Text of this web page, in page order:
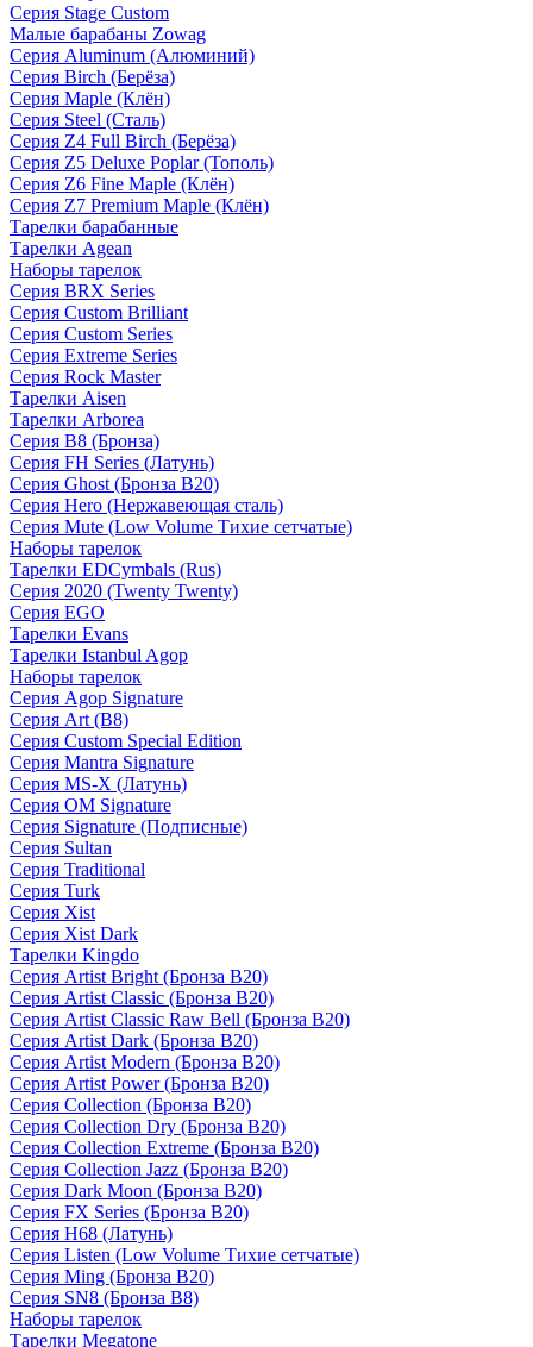
Серия Stage Custom
Малые барабаны Zowag
Серия Aluminum (Алюминий)
Серия Birch (Берёза)
Серия Maple (Клён)
Серия Steel (Сталь)
Серия Z4 Full Birch (Берёза)
Серия Z5 Deluxe Poplar (Тополь)
Серия Z6 Fine Maple (Клён)
Серия Z7 Premium Maple (Клён)
Тарелки барабанные
Тарелки Agean
Наборы тарелок
Серия BRX Series
Серия Custom Brilliant
Серия Custom Series
Серия Extreme Series
Серия Rock Master
Тарелки Aisen
Тарелки Arborea
Серия B8 (Бронза)
Серия FH Series (Латунь)
Серия Ghost (Бронза B20)
Серия Hero (Нержавеющая сталь)
Серия Mute (Low Volume Тихие сетчатые)
Наборы тарелок
Тарелки EDCymbals (Rus)
Серия 2020 (Twenty Twenty)
Серия EGO
Тарелки Evans
Тарелки Istanbul Agop
Наборы тарелок
Серия Agop Signature
Серия Art (B8)
Серия Custom Special Edition
Серия Mantra Signature
Серия MS-X (Латунь)
Серия OM Signature
Серия Signature (Подписные)
Серия Sultan
Серия Traditional
Серия Turk
Серия Xist
Серия Xist Dark
Тарелки Kingdo
Серия Artist Bright (Бронза B20)
Серия Artist Classic (Бронза B20)
Серия Artist Classic Raw Bell (Бронза B20)
Серия Artist Dark (Бронза B20)
Серия Artist Modern (Бронза B20)
Серия Artist Power (Бронза B20)
Серия Collection (Бронза B20)
Серия Collection Dry (Бронза B20)
Серия Collection Extreme (Бронза B20)
Серия Collection Jazz (Бронза B20)
Серия Dark Moon (Бронза B20)
Серия FX Series (Бронза B20)
Серия H68 (Латунь)
Серия Listen (Low Volume Тихие сетчатые)
Серия Ming (Бронза B20)
Серия SN8 (Бронза B8)
Наборы тарелок
Тарелки Megatone